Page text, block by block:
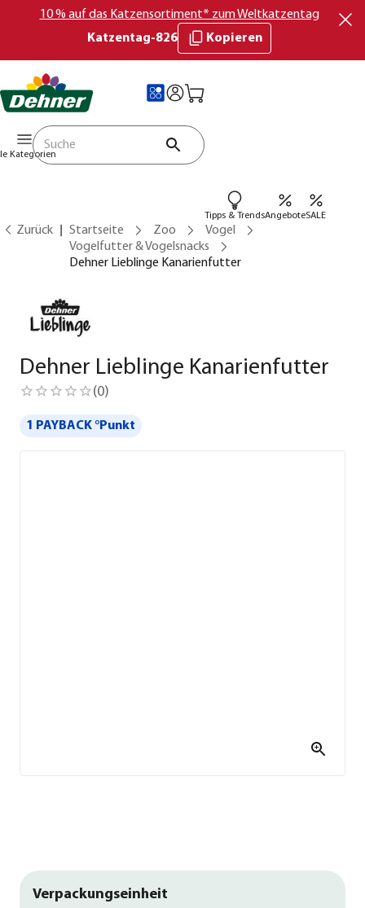
10 % auf das Katzensortiment* zum Weltkatzentag
Katzentag-826
Kopieren
Kategorien
Tipps & TrendsAngeboteSALE
Zurück Startseite Zoo
Vogel
Vogelfutter & Vogelsnacks
Dehner Lieblinge Kanarienfutter
Dehner Lieblinge Kanarienfutter
(0)
1 PAYBACK °Punkt
Verpackungseinheit